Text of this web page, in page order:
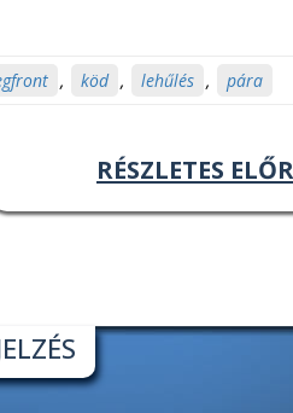
, köd , lehűlés , pára
RÉSZLETES